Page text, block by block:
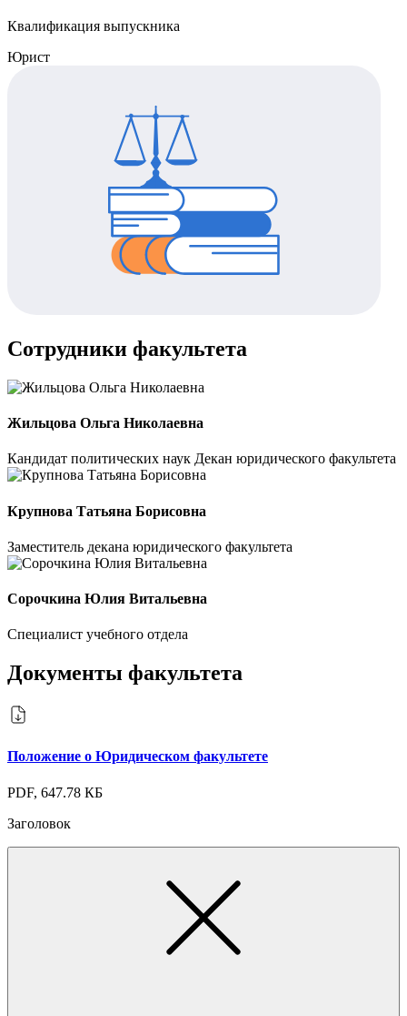
Квалификация выпускника
Юрист
Сотрудники факультета
Жильцова Ольга Николаевна
Кандидат политических наук Декан юридического факультета
Крупнова Татьяна Борисовна
Заместитель декана юридического факультета
Сорочкина Юлия Витальевна
Специалист учебного отдела
Документы факультета
Положение о Юридическом факультете
PDF, 647.78 КБ
Заголовок